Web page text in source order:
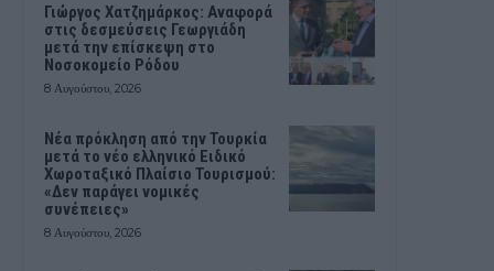
Γιώργος Χατζημάρκος: Αναφορά
στις δεσμεύσεις Γεωργιάδη
μετά την επίσκεψη στο
Νοσοκομείο Ρόδου
8 Αυγούστου, 2026
Νέα πρόκληση από την Τουρκία
μετά το νέο ελληνικό Ειδικό
Χωροταξικό Πλαίσιο Τουρισμού:
«Δεν παράγει νομικές
συνέπειες»
8 Αυγούστου, 2026